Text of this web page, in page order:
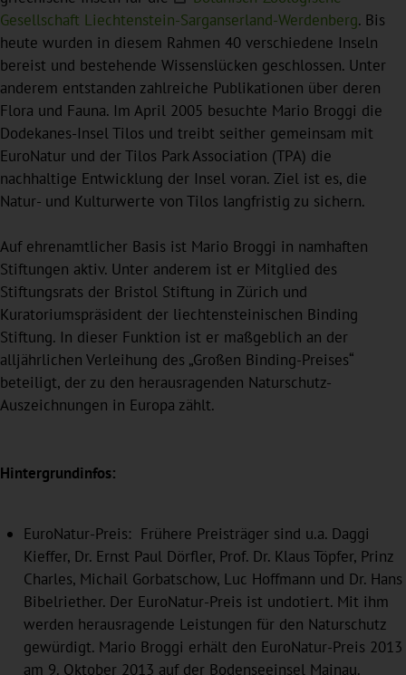
Gesellschaft Liechtenstein-Sarganserland-Werdenberg. Bis
heute wurden in diesem Rahmen 40 verschiedene Inseln
bereist und bestehende Wissenslücken geschlossen. Unter
anderem entstanden zahlreiche Publikationen über deren
Flora und Fauna. Im April 2005 besuchte Mario Broggi die
Dodekanes-Insel Tilos und treibt seither gemeinsam mit
EuroNatur und der Tilos Park Association (TPA) die
nachhaltige Entwicklung der Insel voran. Ziel ist es, die
Natur- und Kulturwerte von Tilos langfristig zu sichern.
Auf ehrenamtlicher Basis ist Mario Broggi in namhaften
Stiftungen aktiv. Unter anderem ist er Mitglied des
Stiftungsrats der Bristol Stiftung in Zürich und
Kuratoriumspräsident der liechtensteinischen Binding
Stiftung. In dieser Funktion ist er maßgeblich an der
alljährlichen Verleihung des „Großen Binding-Preises“
beteiligt, der zu den herausragenden Naturschutz-
Auszeichnungen in Europa zählt.
Hintergrundinfos:
EuroNatur-Preis: Frühere Preisträger sind u.a. Daggi
Kieffer, Dr. Ernst Paul Dörfler, Prof. Dr. Klaus Töpfer, Prinz
Charles, Michail Gorbatschow, Luc Hoffmann und Dr. Hans
Bibelriether. Der EuroNatur-Preis ist undotiert. Mit ihm
werden herausragende Leistungen für den Naturschutz
gewürdigt. Mario Broggi erhält den EuroNatur-Preis 2013
am 9. Oktober 2013 auf der Bodenseeinsel Mainau.